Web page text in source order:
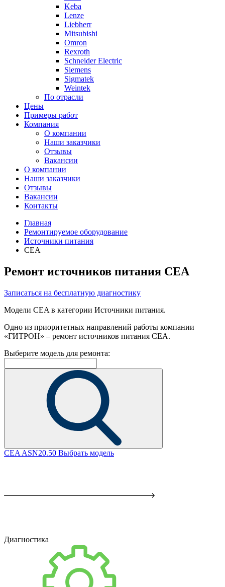
Keba
Lenze
Liebherr
Mitsubishi
Omron
Rexroth
Schneider Electric
Siemens
Sigmatek
Weintek
По отрасли
Цены
Примеры работ
Компания
О компании
Наши заказчики
Отзывы
Вакансии
О компании
Наши заказчики
Отзывы
Вакансии
Контакты
Главная
Ремонтируемое оборудование
Источники питания
CEA
Ремонт источников питания CEA
Записаться на бесплатную диагностику
Модели CEA в категории Источники питания.
Одно из приоритетных направлений работы компании
«ГИТРОН» – ремонт источников питания CEA.
Выберите модель для ремонта:
CEA ASN20.50 Выбрать модель
Диагностика